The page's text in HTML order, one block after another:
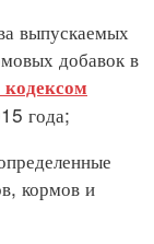
выпускаемых
добавок в
года;
кормов и